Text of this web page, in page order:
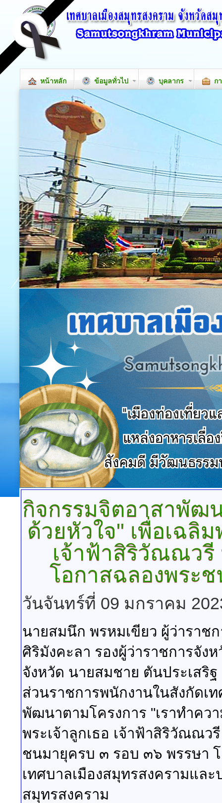
หน้าหลัก ข้อมูลทั่วไป บุคลากร ก
กิจกรรมจิตอาสาพัฒ
ด้วยหัวใจ" เพื่อเฉลิม
เจ้าฟ้าสิริวัณณวรี
โอกาสฉลองพระ
วันจันทร์ที่ 09 มกราคม
นายสมนึก พรหมเขียว ผู้ว่าราช
ศิริมังคะลา รองผู้ว่าราชการจัง
จังหวัด นายสมชาย ตันประเสริ
ส่วนราชการพนักงานในสังกัดเ
พัฒนาตามโครงการ "เราทำคว
พระเจ้าลูกเธอ เจ้าฟ้าสิริวัณณ
ชนมายุครบ ๓ รอบ ๓๖ พรรษา
เทศบาลเมืองสมุทรสงครามแล
สมุทรสงคราม